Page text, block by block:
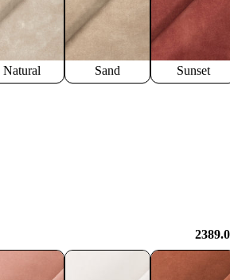
Natural Sand Sunset